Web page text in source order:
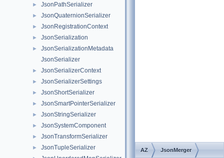
► JsonPathSerializer
► JsonQuaternionSerializer
► JsonRegistrationContext
► JsonSerialization
►
JsonSerializationMetadata
JsonSerializer
► JsonSerializerContext
► JsonSerializerSettings
► JsonShortSerializer
► JsonSmartPointerSerializer
► JsonStringSerializer
► JsonSystemComponent
► JsonTransformSerializer
► JsonTupleSerializer AZ JsonMerger